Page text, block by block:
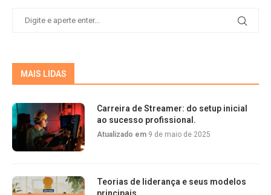
MAIS LIDAS
Carreira de Streamer: do setup inicial
ao sucesso profissional.
Atualizado em 9 de maio de 2025
Teorias de liderança e seus modelos